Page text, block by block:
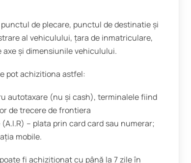
de plecare, punctul de destinatie și
al vehiculului, țara de inmatriculare,
și dimensiunile vehiculului.
pot achizitiona astfel:
autotaxare (nu și cash), terminalele fiind
de trecere de frontiera
– plata prin card card sau numerar;
mobile.
fi achizitionat cu până la 7 zile în